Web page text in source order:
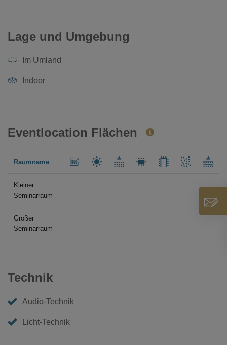
Lage und Umgebung
Im Umland
Indoor
Eventlocation Flächen
Raumname
Kleiner
Seminarraum
Großer
Seminarraum
Technik
Audio-Technik
Licht-Technik